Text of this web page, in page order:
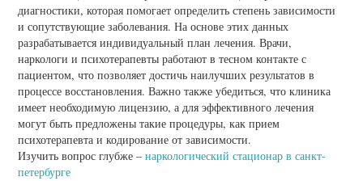
диагностики, которая помогает определить степень зависимости
и сопутствующие заболевания. На основе этих данных
разрабатывается индивидуальный план лечения. Врачи,
наркологи и психотерапевты работают в тесном контакте с
пациентом, что позволяет достичь наилучших результатов в
процессе восстановления. Важно также убедиться, что клиника
имеет необходимую лицензию, а для эффективного лечения
могут быть предложены такие процедуры, как прием
психотерапевта и кодирование от зависимости.
Изучить вопрос глубже –наркологический стационар в санкт-
петербурге